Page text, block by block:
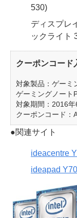
530)
ディスプレ
ックライト
クーポンコード
対象製品：ゲーミ
ゲーミングノート
対象期間：2016
クーポンコード：
●関連サイト
ideacentre
ideapad